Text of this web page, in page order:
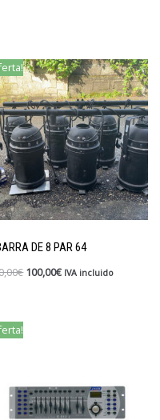
DE 8 PAR 64
€ 100,00€ IVA incluido